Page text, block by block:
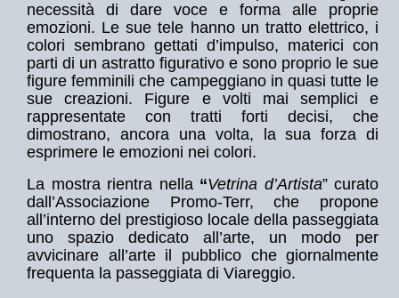
necessità di dare voce e forma alle proprie
emozioni. Le sue tele hanno un tratto elettrico, i
colori sembrano gettati d’impulso, materici con
parti di un astratto figurativo e sono proprio le sue
figure femminili che campeggiano in quasi tutte le
sue creazioni. Figure e volti mai semplici e
rappresentate con tratti forti decisi, che
dimostrano, ancora una volta, la sua forza di
esprimere le emozioni nei colori.
La mostra rientra nella “Vetrina d’Artista” curato
dall’Associazione Promo-Terr, che propone
all’interno del prestigioso locale della passeggiata
uno spazio dedicato all’arte, un modo per
avvicinare all’arte il pubblico che giornalmente
frequenta la passeggiata di Viareggio.